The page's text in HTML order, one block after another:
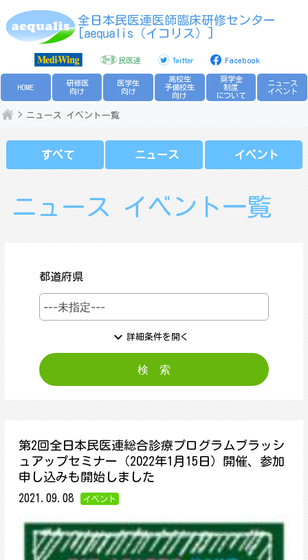
to
全日本民医連医師臨床研修センター
[aequalis（イコリス）]
民医連 Twitter Facebook
HOME
研修医
向け
医学生
向け
高校生
予備校生
向け
奨学金
制度
について
ニュース
イベント
ニュース イベント一覧
すべて ニュース イベント
ニュース イベント一覧
都道府県
expand_more 詳細条件を開く
第2回全日本民医連総合診療プログラムブラッシ
ュアップセミナー（2022年1月15日）開催、参加
申し込みも開始しました
2021.09.08 イベント